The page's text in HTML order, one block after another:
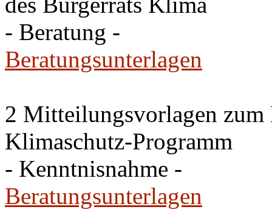
- Beratung -
Beratungsunterlagen
2 Mitteilungsvorlagen zum
Klimaschutz-Programm
- Kenntnisnahme -
Beratungsunterlagen